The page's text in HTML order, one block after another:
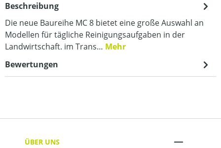
Beschreibung
Die neue Baureihe MC 8 bietet eine große Auswahl an
Modellen für tägliche Reinigungsaufgaben in der
Landwirtschaft. im Trans… Mehr
Bewertungen
ÜBER UNS